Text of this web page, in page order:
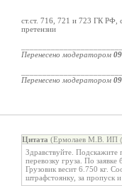
ст.ст. 716, 721 и 723 ГК РФ,
претензии
Перенесено модератором
Перенесено модератором
Цитата (Ермолаев М.В. ИП
Здравствуйте. Подскажите
перевозку груза. По
Грузовик весит 6.750 кг.
штрафстоянку, за пропуск